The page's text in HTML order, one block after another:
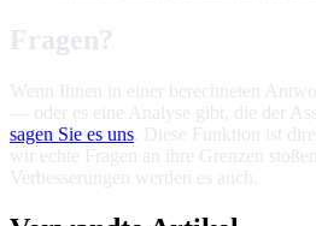
Fragen?
Wenn Ihnen in einer berechneten
— oder es eine Analyse gibt, die der
sagen Sie es uns . Diese Funktion ist
wir echte Fragen an ihre Grenzen
Verbesserungen werden es auch.